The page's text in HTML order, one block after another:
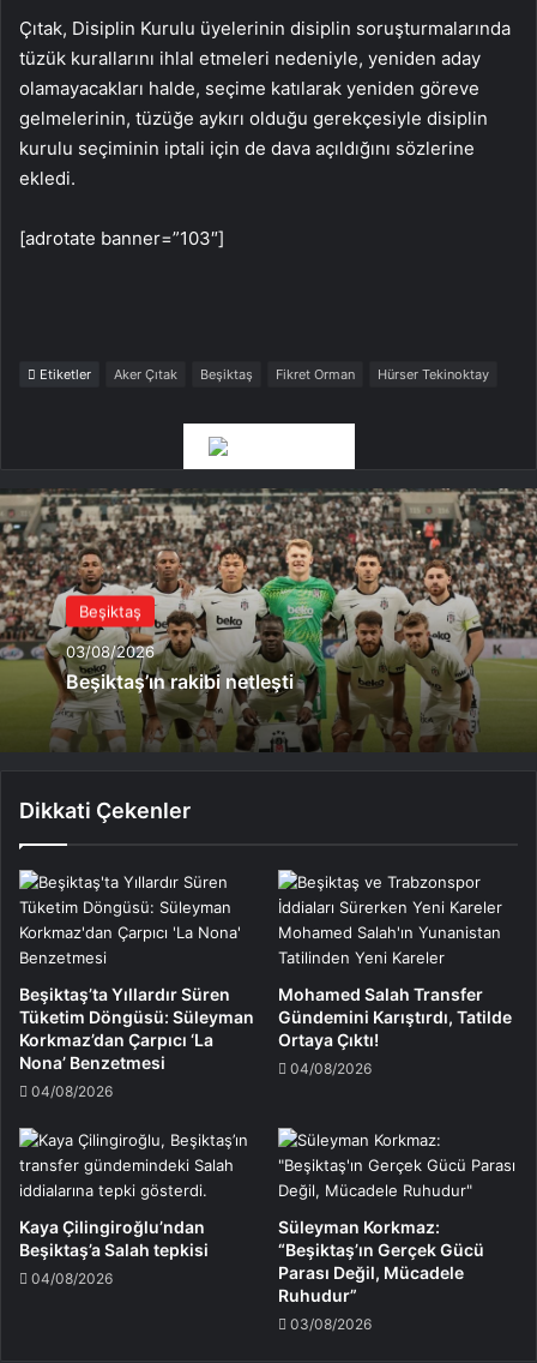
Çıtak, Disiplin Kurulu üyelerinin disiplin soruşturmalarında
tüzük kurallarını ihlal etmeleri nedeniyle, yeniden aday
olamayacakları halde, seçime katılarak yeniden göreve
gelmelerinin, tüzüğe aykırı olduğu gerekçesiyle disiplin
kurulu seçiminin iptali için de dava açıldığını sözlerine
ekledi.
[adrotate banner=”103″]
Etiketler Aker Çıtak Beşiktaş Fikret Orman Hürser Tekinoktay
Beşiktaş
03/08/2026
Beşiktaş’ın rakibi netleşti
Dikkati Çekenler
Beşiktaş’ta Yıllardır Süren
Tüketim Döngüsü: Süleyman
Korkmaz’dan Çarpıcı ‘La
Nona’ Benzetmesi
04/08/2026
Mohamed Salah Transfer
Gündemini Karıştırdı, Tatilde
Ortaya Çıktı!
04/08/2026
Kaya Çilingiroğlu’ndan
Beşiktaş’a Salah tepkisi
04/08/2026
Süleyman Korkmaz:
“Beşiktaş’ın Gerçek Gücü
Parası Değil, Mücadele
Ruhudur”
03/08/2026